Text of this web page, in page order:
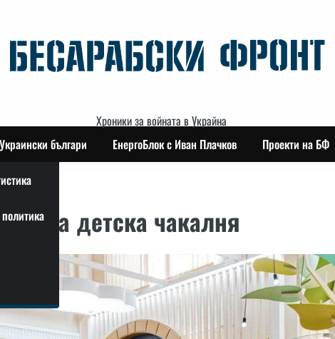
Хроники за войната в Украйна
Украински българи ЕнергоБлок с Иван Плачков Проекти на БФ
детска чакалня